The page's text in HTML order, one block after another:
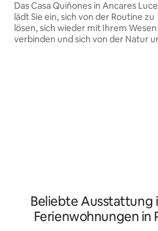
| Os Ancares | Lugo
Das Casa Quiñones in Ancares
lädt Sie ein, sich von der Routine zu
lösen, sich wieder mit Ihrem Wesen
verbinden und sich von der Natur
Beliebte Ausstattung
Ferienwohnungen in